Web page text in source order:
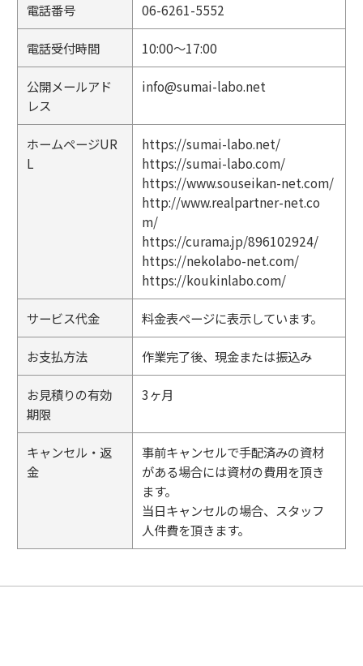
電話番号 06-6261-5552
電話受付時間 10:00～17:00
公開メールアド
レス
info@sumai-labo.net
ホームページUR
L
https://sumai-labo.net/
https://sumai-labo.com/
https://www.souseikan-net.com/
http://www.realpartner-net.co
m/
https://curama.jp/896102924/
https://nekolabo-net.com/
https://koukinlabo.com/
サービス代金 料金表ページに表示しています。
お支払方法 作業完了後、現金または振込み
お見積りの有効
期限
3ヶ月
キャンセル・返
金
事前キャンセルで手配済みの資材
がある場合には資材の費用を頂き
ます。
当日キャンセルの場合、スタッフ
人件費を頂きます。